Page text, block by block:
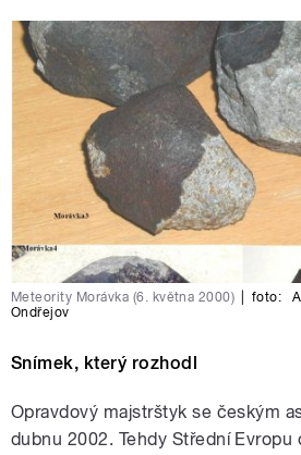
Meteority Morávka (6. května 2000) foto:
Ondřejov
Snímek, který rozhodl
Opravdový majstrštyk se českým
dubnu 2002. Tehdy Střední Evropu